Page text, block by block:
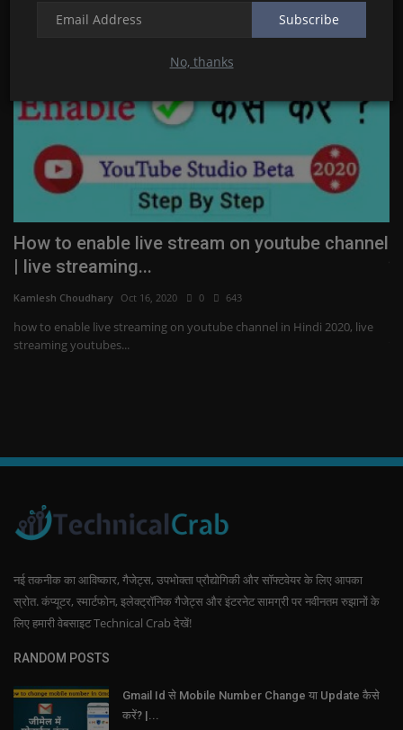
Subscribe
No, thanks
YouTube
How to enable live stream on youtube channel
| live streaming...
Kamlesh Choudhary Oct 16, 2020 0 643
how to enable live streaming on youtube channel in Hindi 2020, live
streaming youtubes...
नई तकनीक का आविष्कार, गैजेट्स, उपभोक्ता प्रौद्योगिकी और सॉफ्टवेयर के लिए आपका
स्रोत. कंप्यूटर, स्मार्टफोन, इलेक्ट्रॉनिक गैजेट्स और इंटरनेट सामग्री पर नवीनतम रुझानों के
लिए हमारी वेबसाइट Technical Crab देखें!
RANDOM POSTS
Gmail Id से Mobile Number Change या Update कैसे
करें? |...